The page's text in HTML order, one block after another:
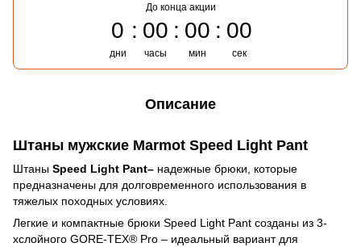
До конца акции
0
дни
00
часы
00
мин
00
сек
Описание
Штаны мужские Marmot Speed Light Pant
Штаны Speed Light Pant– надежные брюки, которые
предназначены для долговременного использования в
тяжелых походных условиях.
Легкие и компактные брюки Speed Light Pant созданы из 3-
хслойного GORE-TEX® Pro – идеальный вариант для